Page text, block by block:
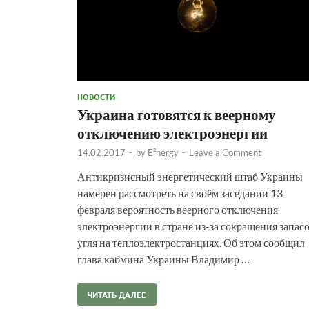
НОВОСТИ
Украина готовятся к веерному
отключению электроэнергии
14.02.2017 - by E²nergy - Leave a Comment
Антикризисный энергетический штаб Украины
намерен рассмотреть на своём заседании 13
февраля вероятность веерного отключения
электроэнергии в стране из-за сокращения
угля на теплоэлектростанциях. Об этом сообщил
глава кабмина Украины Владимир …
ЧИТАТЬ ДАЛЕЕ